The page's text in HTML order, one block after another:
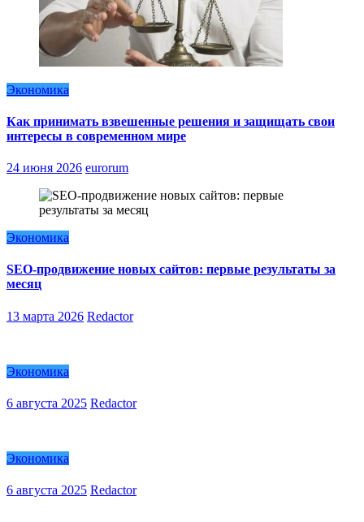
Экономика
Как принимать взвешенные решения и защищать свои
интересы в современном мире
24 июня 2026 eurorum
Экономика
SEO-продвижение новых сайтов: первые результаты за
месяц
13 марта 2026 Redactor
Экономика
6 августа 2025 Redactor
Экономика
6 августа 2025 Redactor